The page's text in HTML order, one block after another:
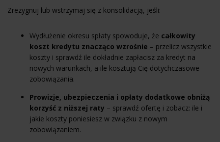
Zrezygnuj lub wstrzymaj się z konsolidacją, jeśli:
Wydłużenie okresu spłaty spowoduje, że całkowity
koszt kredytu znacząco wzrośnie – przelicz wszystkie
koszty i sprawdź ile dokładnie zapłacisz za kredyt na
nowych warunkach, a ile kosztują Cię dotychczasowe
zobowiązania.
Prowizje, ubezpieczenia i opłaty dodatkowe obniżą
korzyść z niższej raty – sprawdź ofertę i zobacz: ile i
jakie koszty poniesiesz w związku z nowym
zobowiązaniem.